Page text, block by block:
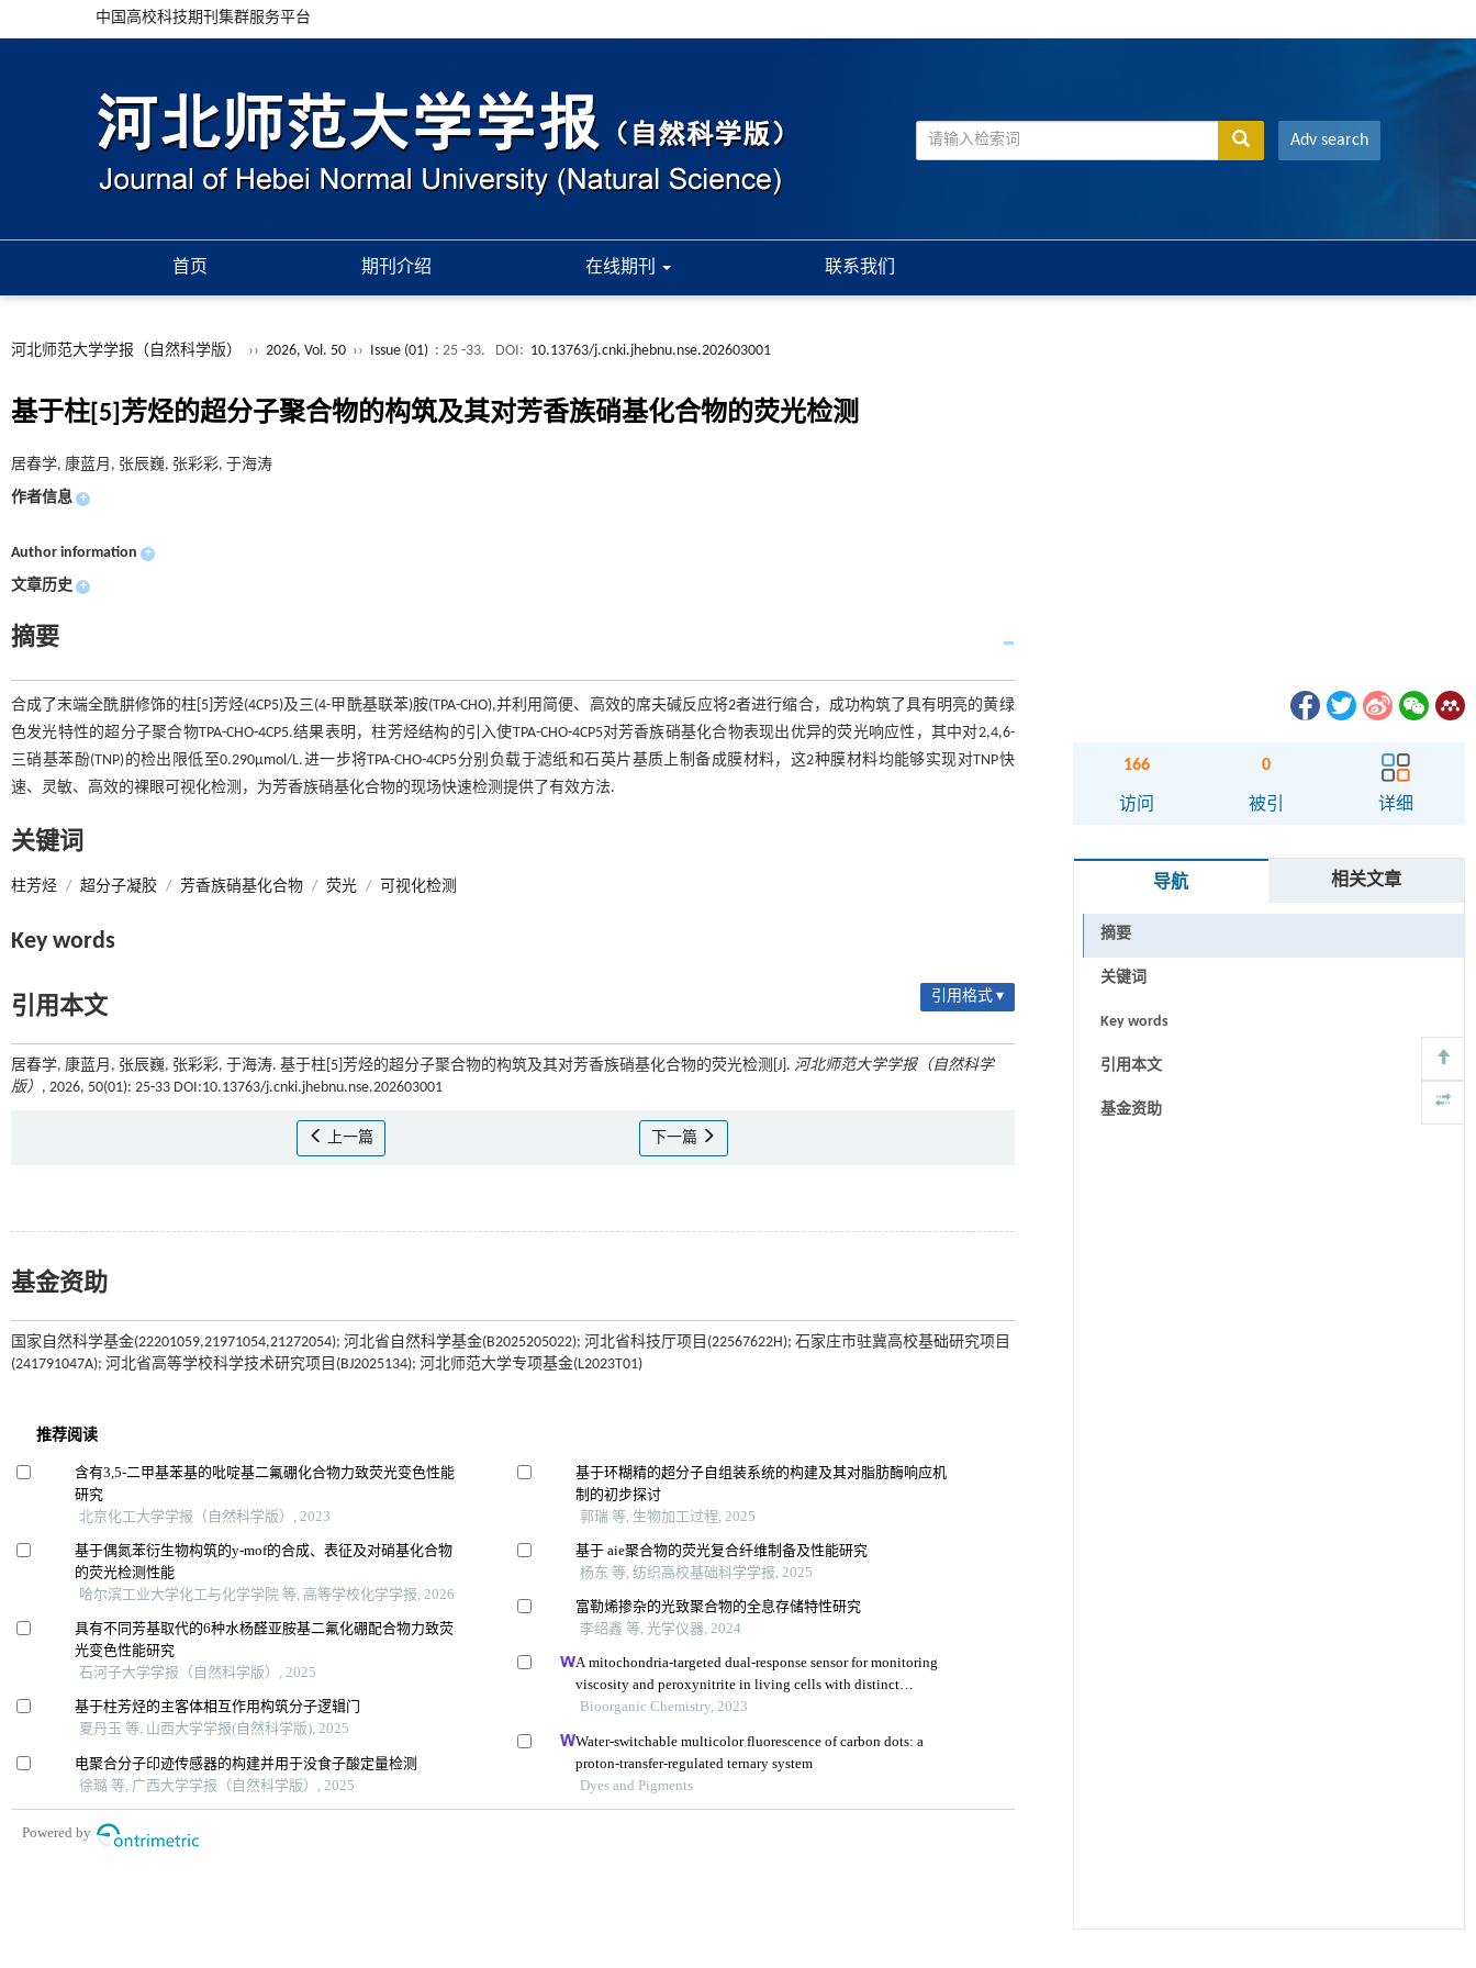
中国高校科技期刊集群服务平台
Adv search
首页 期刊介绍 在线期刊 联系我们
河北师范大学学报（自然科学版） ›› 2026, Vol. 50 ›› Issue (01) : 25 -33. DOI: 10.13763/j.cnki.jhebnu.nse.202603001
基于柱[5]芳烃的超分子聚合物的构筑及其对芳香族硝基化合物的荧光检测
居春学, 康蓝月, 张辰巍, 张彩彩, 于海涛
作者信息 +
Author information +
文章历史 +
摘要
合成了末端全酰肼修饰的柱[5]芳烃(4CP5)及三(4-甲酰基联苯)胺(TPA-CHO),并利用简便、高效的席夫碱反应将2者进行缩合，成功构筑了具有明亮的黄绿
色发光特性的超分子聚合物TPA-CHO-4CP5.结果表明，柱芳烃结构的引入使TPA-CHO-4CP5对芳香族硝基化合物表现出优异的荧光响应性，其中对2,4,6-
三硝基苯酚(TNP)的检出限低至0.290μmol/L.进一步将TPA-CHO-4CP5分别负载于滤纸和石英片基质上制备成膜材料，这2种膜材料均能够实现对TNP快
速、灵敏、高效的裸眼可视化检测，为芳香族硝基化合物的现场快速检测提供了有效方法.
关键词
柱芳烃 / 超分子凝胶 / 芳香族硝基化合物 / 荧光 / 可视化检测
Key words
引用本文 引用格式 ▾
居春学, 康蓝月, 张辰巍, 张彩彩, 于海涛. 基于柱[5]芳烃的超分子聚合物的构筑及其对芳香族硝基化合物的荧光检测[J]. 河北师范大学学报（自然科学
版） , 2026, 50(01): 25-33 DOI:10.13763/j.cnki.jhebnu.nse.202603001
上一篇 下一篇
基金资助
国家自然科学基金(22201059,21971054,21272054); 河北省自然科学基金(B2025205022); 河北省科技厅项目(22567622H); 石家庄市驻冀高校基础研究项目
(241791047A); 河北省高等学校科学技术研究项目(BJ2025134); 河北师范大学专项基金(L2023T01)
166
访问
0
被引 详细
导航 相关文章
摘要
关键词
Key words
引用本文
基金资助